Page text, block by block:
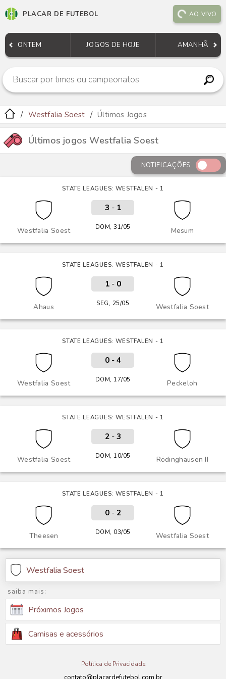
PLACAR DE FUTEBOL AO VIVO
ONTEM JOGOS DE HOJE AMANHÃ
Westfalia Soest Últimos Jogos
Últimos jogos Westfalia Soest
NOTIFICAÇÕES
STATE LEAGUES: WESTFALEN - 1
Westfalia Soest Mesum
3 - 1
DOM, 31/05
STATE LEAGUES: WESTFALEN - 1
Ahaus Westfalia Soest
1- 0
SEG, 25/05
STATE LEAGUES: WESTFALEN - 1
Westfalia Soest Peckeloh
0- 4
DOM, 17/05
STATE LEAGUES: WESTFALEN - 1
Westfalia Soest Rödinghausen II
2- 3
DOM, 10/05
STATE LEAGUES: WESTFALEN - 1
Theesen Westfalia Soest
0- 2
DOM, 03/05
Westfalia Soest
saiba mais:
Próximos Jogos
Camisas e acessórios
Política de Privacidade